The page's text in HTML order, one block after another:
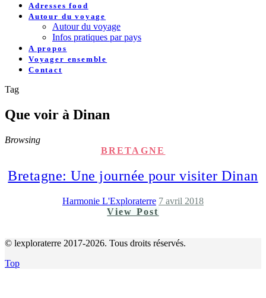
Adresses food
Autour du voyage
Autour du voyage
Infos pratiques par pays
A propos
Voyager ensemble
Contact
Tag
Que voir à Dinan
Browsing
BRETAGNE
Bretagne: Une journée pour visiter Dinan
Harmonie L'Exploraterre 7 avril 2018
View Post
© lexploraterre 2017-2026. Tous droits réservés.
Top